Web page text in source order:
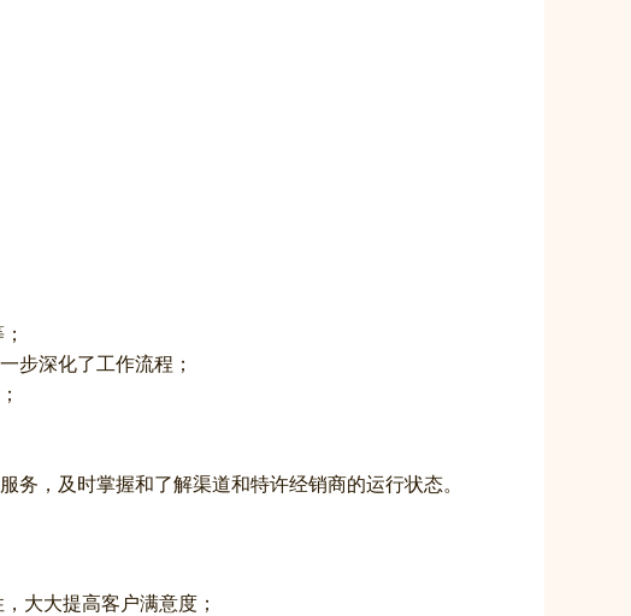
步深化了工作流程；
，及时掌握和了解渠道和特许经销商的运行状态。
大大提高客户满意度；